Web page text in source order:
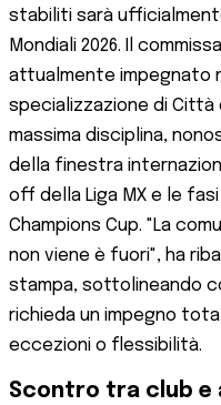
stabiliti sarà
Mondiali 2026. Il
attualmente impegnato
specializzazione di
massima disciplina,
della finestra
off della Liga MX e le
Champions Cup. "La
non viene è fuori", ha
stampa, sottolineando
richieda un impegno
eccezioni o flessibilità.
Scontro tra club e